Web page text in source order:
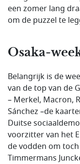
een zomer lang
om de puzzel te
Osaka-
Belangrijk is de
van de top van de
– Merkel, Macron,
Sánchez –de
Duitse
voorzitter van het
de vodden om
Timmermans